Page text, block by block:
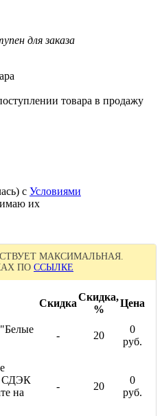
для заказа
товара в продажу
с Условиями
их
МАКСИМАЛЬНАЯ.
ПО ССЫЛКЕ
Скидка
Скидка,
%
Цена
- 20
0
руб.
СДЭК
на
- 20
0
руб.